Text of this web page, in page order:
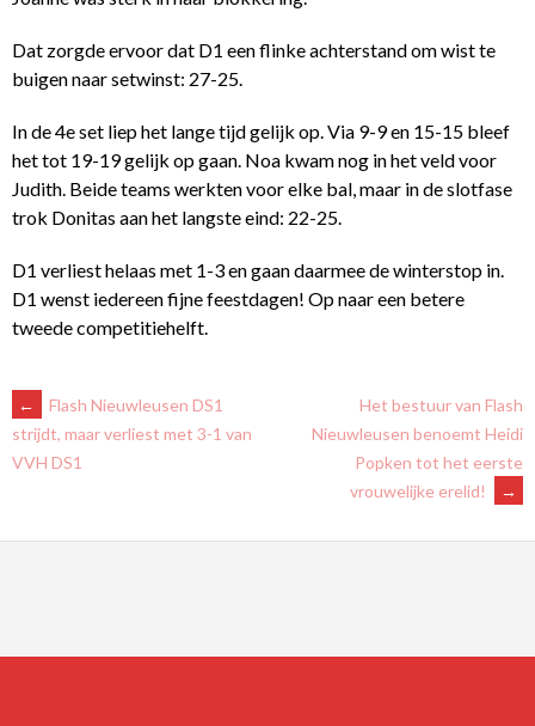
Dat zorgde ervoor dat D1 een flinke achterstand om wist te
buigen naar setwinst: 27-25.
In de 4e set liep het lange tijd gelijk op. Via 9-9 en 15-15 bleef
het tot 19-19 gelijk op gaan. Noa kwam nog in het veld voor
Judith. Beide teams werkten voor elke bal, maar in de slotfase
trok Donitas aan het langste eind: 22-25.
D1 verliest helaas met 1-3 en gaan daarmee de winterstop in.
D1 wenst iedereen fijne feestdagen! Op naar een betere
tweede competitiehelft.
BERICHTNAVIGATIE
←
Flash Nieuwleusen DS1
strijdt, maar verliest met 3-1 van
VVH DS1
Het bestuur van Flash
Nieuwleusen benoemt Heidi
Popken tot het eerste
vrouwelijke erelid!
→